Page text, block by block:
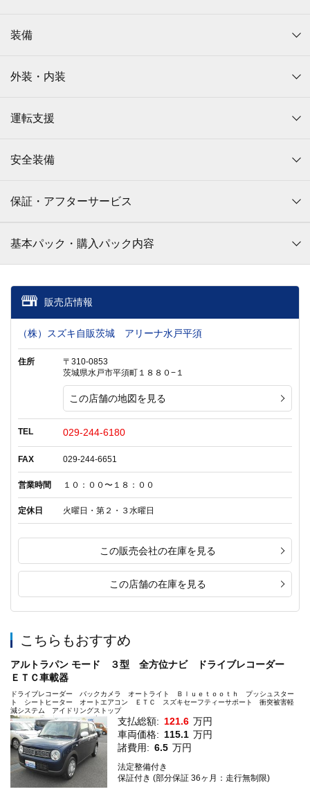
装備
外装・内装
運転支援
安全装備
保証・アフターサービス
基本パック・購入パック内容
販売店情報
（株）スズキ自販茨城 アリーナ水戸平須
住所
〒310-0853
茨城県水戸市平須町１８８０−１
この店舗の地図を見る
TEL 029-244-6180
FAX 029-244-6651
営業時間 １０：００〜１８：００
定休日 火曜日・第２・３水曜日
この販売会社の在庫を見る
この店舗の在庫を見る
こちらもおすすめ
アルトラパン モード ３型 全方位ナビ ドライブレコーダー
ＥＴＣ車載器
ドライブレコーダー バックカメラ オートライト Ｂｌｕｅｔｏｏｔｈ プッシュスター
ト シートヒーター オートエアコン ＥＴＣ スズキセーフティーサポート 衝突被害軽
減システム アイドリングストップ
支払総額: 121.6 万円
車両価格: 115.1 万円
諸費用: 6.5 万円
法定整備付き
保証付き (部分保証 36ヶ月：走行無制限)